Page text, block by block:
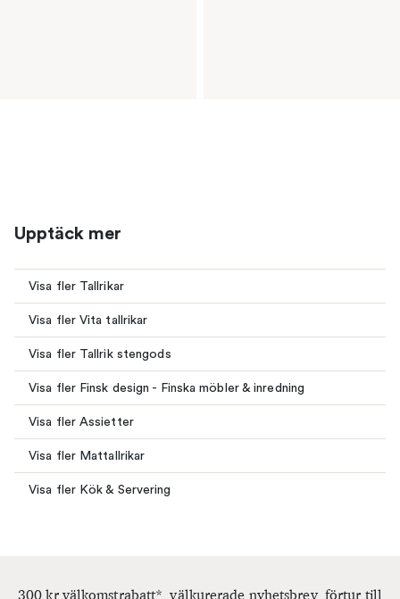
Upptäck mer
Visa fler Tallrikar
Visa fler Vita tallrikar
Visa fler Tallrik stengods
Visa fler Finsk design - Finska möbler & inredning
Visa fler Assietter
Visa fler Mattallrikar
Visa fler Kök & Servering
300 kr välkomstrabatt*, välkurerade nyhetsbrev, förtur till